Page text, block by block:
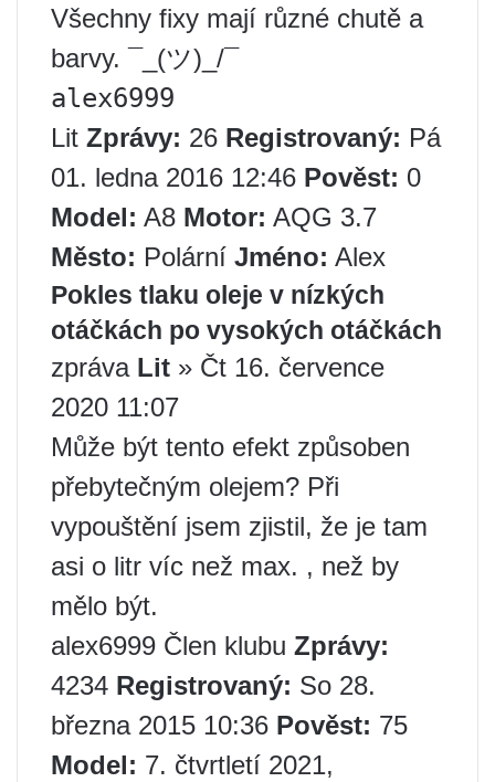
Všechny fixy mají různé chutě a
barvy. ¯_(ツ)_/¯
alex6999
Lit Zprávy: 26 Registrovaný: Pá
01. ledna 2016 12:46 Pověst: 0
Model: A8 Motor: AQG 3.7
Město: Polární Jméno: Alex
Pokles tlaku oleje v nízkých
otáčkách po vysokých otáčkách
zpráva Lit » Čt 16. července
2020 11:07
Může být tento efekt způsoben
přebytečným olejem? Při
vypouštění jsem zjistil, že je tam
asi o litr víc než max. , než by
mělo být.
alex6999 Člen klubu Zprávy:
4234 Registrovaný: So 28.
března 2015 10:36 Pověst: 75
Model: 7. čtvrtletí 2021,